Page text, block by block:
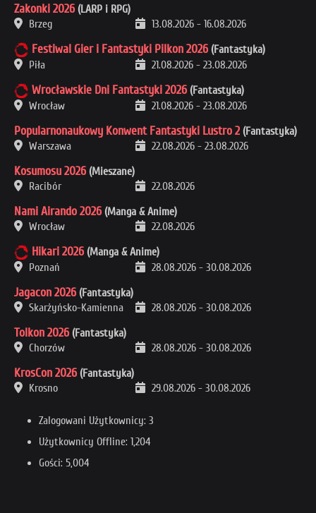
Zakonki 2026 (LARP i RPG)
Brzeg
13.08.2026 - 16.08.2026
Festiwal Gier i Fantastyki Pilkon 2026 (Fantastyka)
Piła
21.08.2026 - 23.08.2026
Wrocławskie Dni Fantastyki 2026 (Fantastyka)
Wrocław
21.08.2026 - 23.08.2026
Popularnonaukowy Konwent Fantastyki Lustro 2 (Fantastyka)
Warszawa
22.08.2026 - 23.08.2026
Kosumosu 2026 (Mieszane)
Racibór
22.08.2026
Nami Airando 2026 (Manga & Anime)
Wrocław
22.08.2026
Hikari 2026 (Manga & Anime)
Poznań
28.08.2026 - 30.08.2026
Jagacon 2026 (Fantastyka)
Skarżyńsko-Kamienna
28.08.2026 - 30.08.2026
Tolkon 2026 (Fantastyka)
Chorzów
28.08.2026 - 30.08.2026
KrosCon 2026 (Fantastyka)
Krosno
29.08.2026 - 30.08.2026
Zalogowani Użytkownicy: 3
Użytkownicy Offline: 1,204
Gości: 5,004